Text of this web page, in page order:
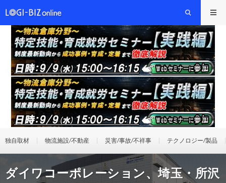
独自取材 物流施設/不動産 災害/事故/不祥事 テクノロジー/製品
ダイワコーポレーション、埼玉・所沢